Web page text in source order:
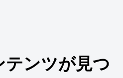
ンツが見つ